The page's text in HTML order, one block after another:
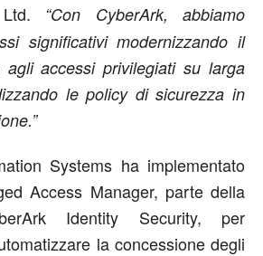
“Con CyberArk, abbiamo
significativi modernizzando il
agli accessi privilegiati su larga
le policy di sicurezza in
Systems ha implementato
Access Manager, parte della
Identity Security, per
la concessione degli